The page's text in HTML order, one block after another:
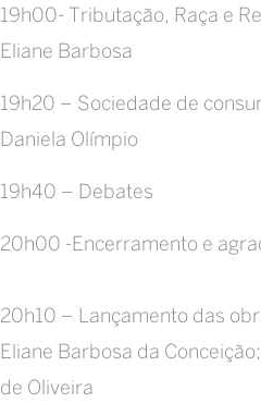
19h00- Tributação, Raça e
Eliane Barbosa
19h20 – Sociedade de
Daniela Olímpio
19h40 – Debates
20h00 -Encerramento e
20h10 – Lançamento das
Eliane Barbosa da
de Oliveira